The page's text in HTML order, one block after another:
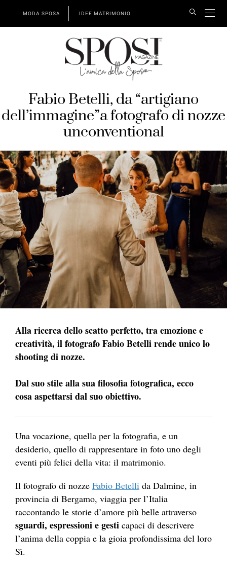
MODA SPOSA IDEE MATRIMONIO
Fabio Betelli, da “artigiano
dell’immagine”a fotografo di nozze
unconventional
Alla ricerca dello scatto perfetto, tra emozione e
creatività, il fotografo Fabio Betelli rende unico lo
shooting di nozze.
Dal suo stile alla sua filosofia fotografica, ecco
cosa aspettarsi dal suo obiettivo.
Una vocazione, quella per la fotografia, e un
desiderio, quello di rappresentare in foto uno degli
eventi più felici della vita: il matrimonio.
Il fotografo di nozze Fabio Betelli da Dalmine, in
provincia di Bergamo, viaggia per l’Italia
raccontando le storie d’amore più belle attraverso
sguardi, espressioni e gesti capaci di descrivere
l’anima della coppia e la gioia profondissima del loro
Sì.